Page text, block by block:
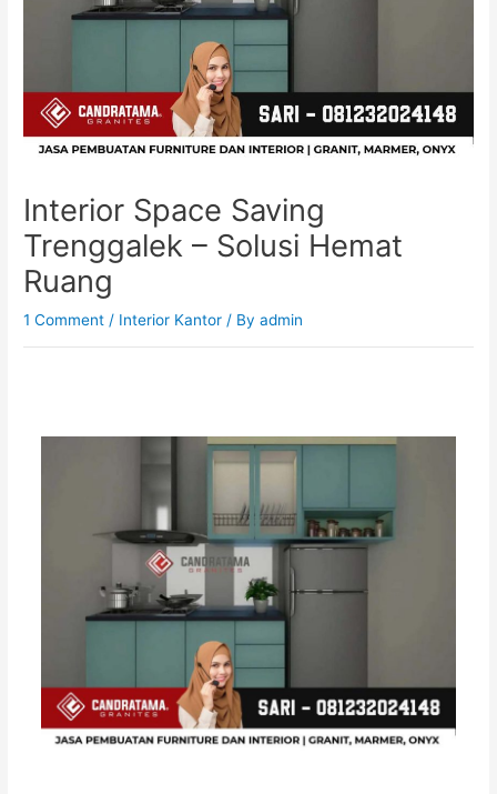
Interior Space Saving
Trenggalek – Solusi Hemat
Ruang
1 Comment / Interior Kantor / Byadmin